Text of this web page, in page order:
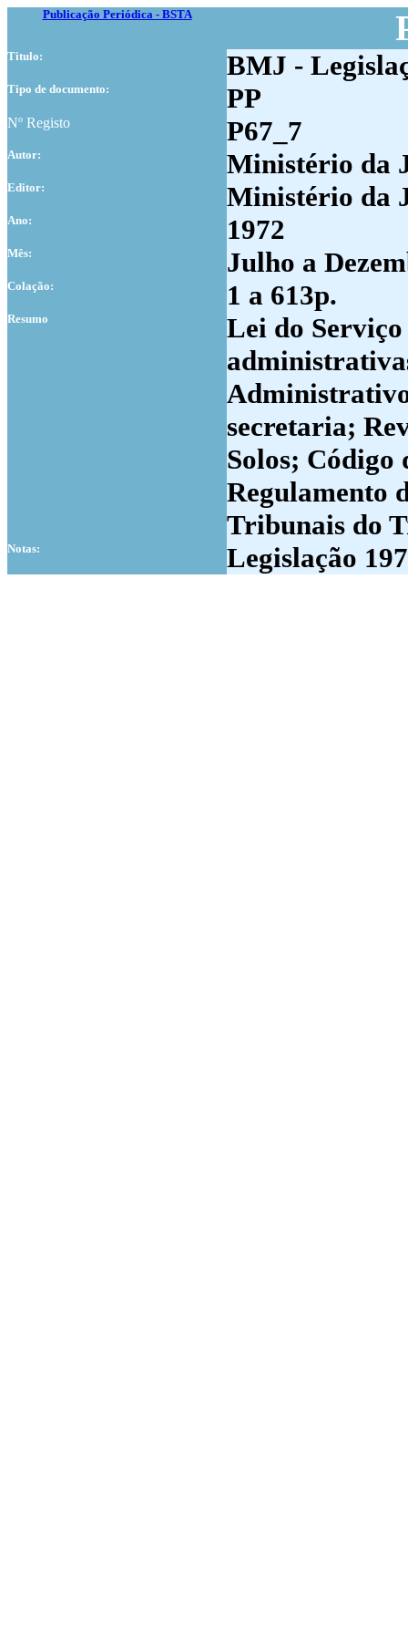
Publicação Periódica - BSTA
Titulo: BMJ -
Tipo de documento: PP
Nº Registo P67_7
Autor: Ministério da
Editor: Ministério da
Ano: 1972
Mês: Julho a
Colação: 1 a 613p.
Resumo
Lei do
secretaria;
Solos; Código
Regulamento
Tribunais do
Notas: Legislação